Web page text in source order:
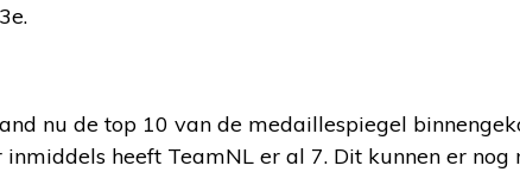
nu de top 10 van de medaillespiegel
heeft TeamNL er al 7. Dit kunnen er nog